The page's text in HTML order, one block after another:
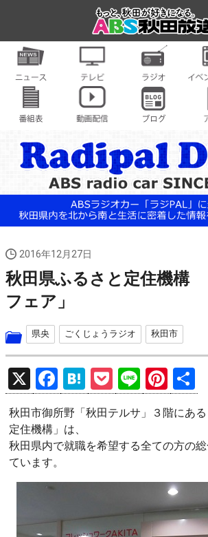
2016年12月27日
秋田県ふるさと定住機構
フェア」
県央 ごくじょうラジオ 秋田市
X
F
a
ce
b
o
H
at
e
n
P
o
ck
et
Li
n
e
Pi
nt
er
es
秋田市御所野「秋田テルサ」３階にあ
定住機構」は、
秋田県内で就職を希望する全ての方の
ています。